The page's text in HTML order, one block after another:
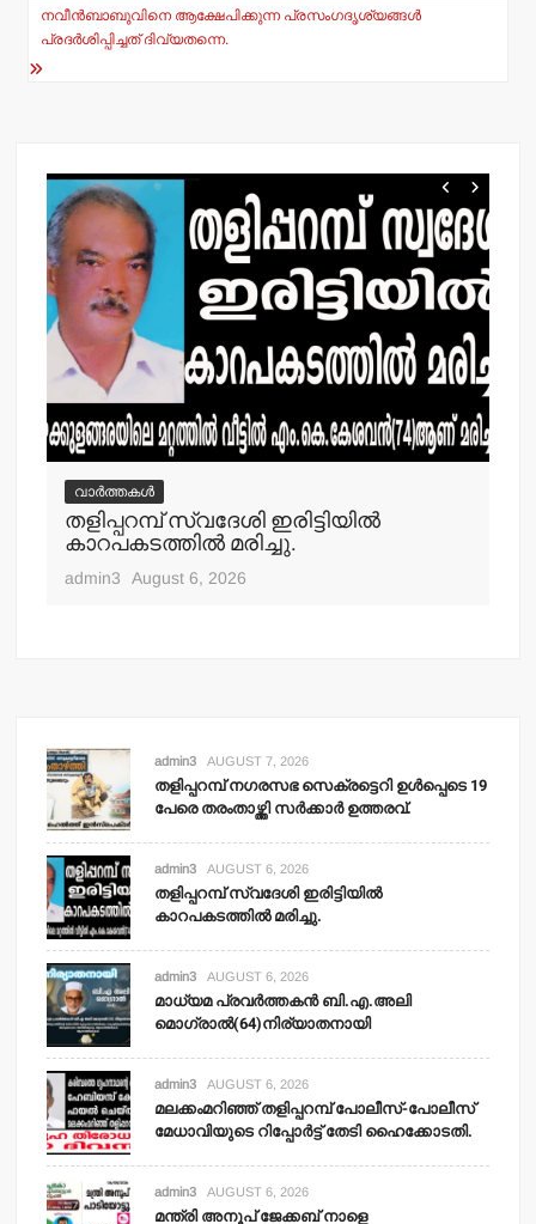
k
നവീന്‍ബാബുവിനെ ആക്ഷേപിക്കുന്ന പ്രസംഗദൃശ്യങ്ങള്‍
പ്രദര്‍ശിപ്പിച്ചത് ദിവ്യതന്നെ.
വാർത്തകൾ
തളിപ്പറമ്പ് സ്വദേശി ഇരിട്ടിയില്‍
കാറപകടത്തില്‍ മരിച്ചു.
admin3 August 6, 2026
admin3 AUGUST 7, 2026
തളിപ്പറമ്പ് നഗരസഭ സെക്രട്ടെറി ഉള്‍പ്പെടെ 19
പേരെ തരംതാഴ്ത്തി സര്‍ക്കാര്‍ ഉത്തരവ്.
admin3 AUGUST 6, 2026
തളിപ്പറമ്പ് സ്വദേശി ഇരിട്ടിയില്‍
കാറപകടത്തില്‍ മരിച്ചു.
admin3 AUGUST 6, 2026
മാധ്യമ പ്രവര്‍ത്തകന്‍ ബി.എ.അലി
മൊഗ്രാല്‍(64)നിര്യാതനായി
admin3 AUGUST 6, 2026
മലക്കംമറിഞ്ഞ് തളിപ്പറമ്പ് പോലീസ്-പോലീസ്
മേധാവിയുടെ റിപ്പോര്‍ട്ട് തേടി ഹൈക്കോടതി.
admin3 AUGUST 6, 2026
മന്ത്രി അനൂപ് ജേക്കബ് നാളെ